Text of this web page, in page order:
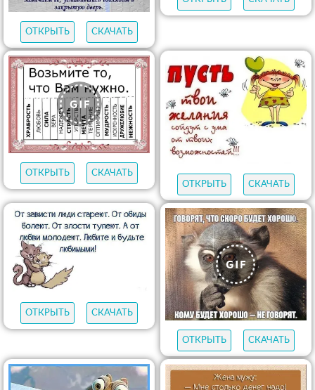
ОТКРЫТЬ СКАЧАТЬ
ОТКРЫТЬ
СКАЧАТЬ
ОТКРЫТЬ
СКАЧАТЬ
ОТКРЫТЬ СКАЧАТЬ
ОТКРЫТЬ СКАЧАТЬ